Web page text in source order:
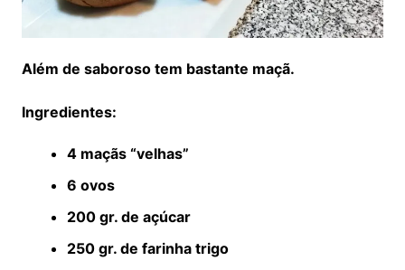
Além de saboroso tem bastante maçã.
Ingredientes:
4 maçãs “velhas”
6 ovos
200 gr. de açúcar
250 gr. de farinha trigo